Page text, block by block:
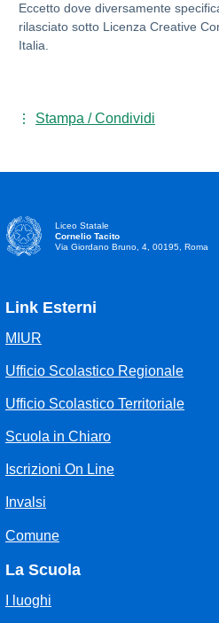
Eccetto dove diversamente
rilasciato sotto Licenza Creative
Italia.
Stampa / Condividi
Liceo Statale
Cornelio Tacito
Via Giordano Bruno, 4, 00195, Roma
Link Esterni
MIUR
Ufficio Scolastico Regionale
Ufficio Scolastico Territoriale
Scuola in Chiaro
Iscrizioni On Line
Invalsi
Comune
La Scuola
I luoghi